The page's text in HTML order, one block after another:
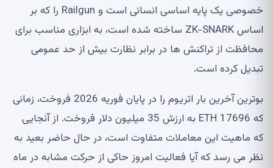
خصوصی یک پایه اساسی انسانی است و Railgun را که بر
اساس ZK-SNARK ساخته شده است، به ابزاری مناسب برای
محافظت از تراکنش ها در برابر نظارت بیش از حد عمومی
تبدیل کرده است.
بوترین آخرین بار اتریوم را در پایان فوریه 2026 فروخت، زمانی
که 17696 ETH به ارزش 35 میلیون دلار فروخت. از آنجایی
که ماهیت این معاملات متفاوت است، در حال حاضر بعید به
نظر می رسد که آیا فعالیت امروز حاکی از حرکت مشابه در ماه